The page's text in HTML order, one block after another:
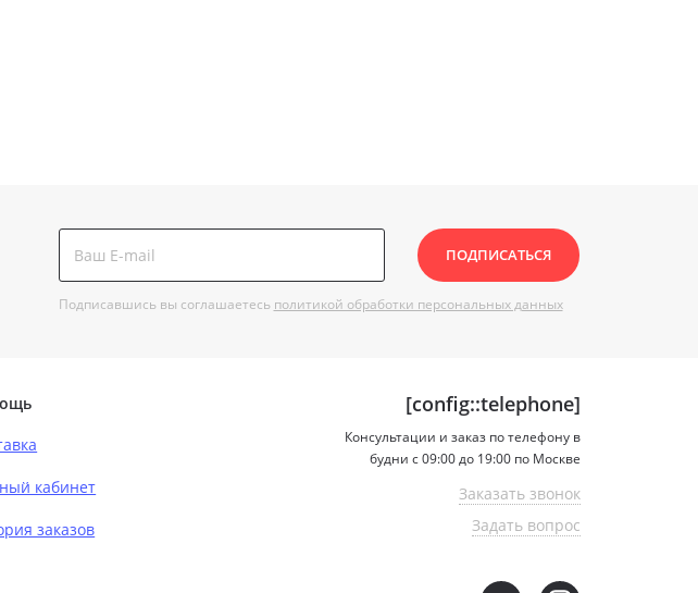
ПОДПИСАТЬСЯ
Подписавшись вы соглашаетесь политикой обработки персональных данных
кабинет
заказов
[config::telephone]
Консультации и заказ по телефону в
будни с 09:00 до 19:00 по Москве
Заказать звонок
Задать вопрос